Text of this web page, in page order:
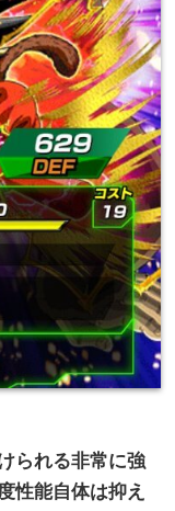
られる非常に強
性能自体は抑え